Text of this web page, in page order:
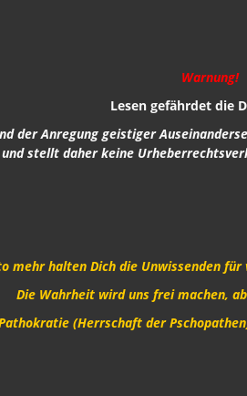
Warnung!
Lesen gefährdet die
der Anregung geistiger
stellt daher keine
mehr halten Dich die Unwissenden
Die Wahrheit wird uns frei machen,
(Herrschaft der